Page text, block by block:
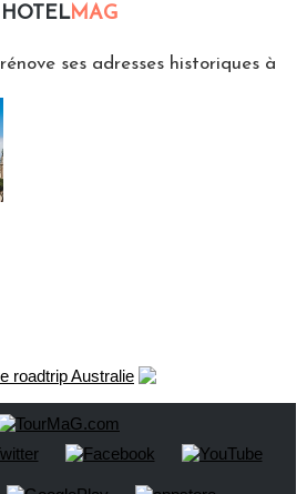
HOTELMAG
ses adresses historiques à